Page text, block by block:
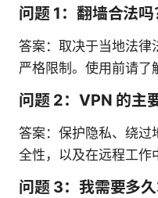
问题 1：翻墙合法吗
答案：取决于当地法律
严格限制。使用前请了
问题 2：VPN 的主
答案：保护隐私、绕过
全性，以及在远程工作
问题 3：我需要多久